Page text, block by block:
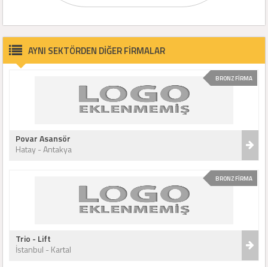
AYNI SEKTÖRDEN DİĞER FİRMALAR
BRONZ FİRMA
Povar Asansör
Hatay - Antakya
BRONZ FİRMA
Trio - Lift
İstanbul - Kartal